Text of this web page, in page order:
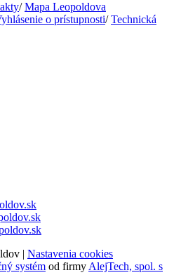
/ Mapa Leopoldova
o prístupnosti/ Technická
| Nastavenia cookies
systém od firmy AlejTech, spol. s